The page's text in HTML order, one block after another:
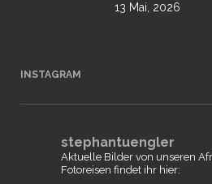
13 Mai, 2026
INSTAGRAM
stephantuengler
Aktuelle Bilder von unseren
Fotoreisen findet ihr hier: